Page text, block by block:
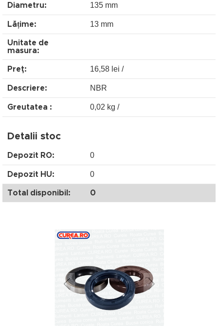
Diametru: 135 mm
Lățime: 13 mm
Unitate de
masura:
Preţ: 16,58 lei /
Descriere: NBR
Greutatea : 0,02 kg /
Detalii stoc
Depozit RO: 0
Depozit HU: 0
Total disponibil: 0